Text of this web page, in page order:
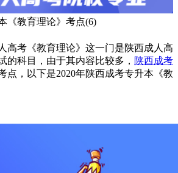
《教育理论》考点(6)
考《教育理论》这一门是陕西成人高
的科目，由于其内容比较多， 陕西成考
点，以下是2020年陕西成考专升本《教